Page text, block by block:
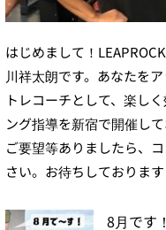
はじめまして！
川祥太朗です。あなたを
トレコーチとして、楽し
ング指導を新宿で開催し
ご要望等ありましたら、
さい。お待ちしております
8月です！